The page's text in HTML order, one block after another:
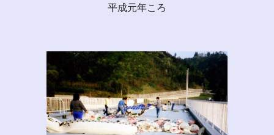
平成元年ころ